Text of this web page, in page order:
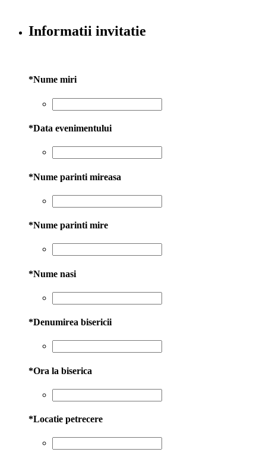
Informatii invitatie
*Nume miri
*Data evenimentului
*Nume parinti mireasa
*Nume parinti mire
*Nume nasi
*Denumirea bisericii
*Ora la biserica
*Locatie petrecere